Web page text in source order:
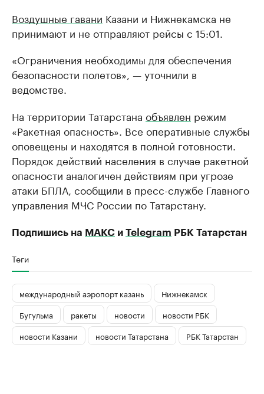
Воздушные гавани Казани и Нижнекамска не
принимают и не отправляют рейсы с 15:01.
«Ограничения необходимы для обеспечения
безопасности полетов», — уточнили в
ведомстве.
На территории Татарстана объявлен режим
«Ракетная опасность». Все оперативные службы
оповещены и находятся в полной готовности.
Порядок действий населения в случае ракетной
опасности аналогичен действиям при угрозе
атаки БПЛА, сообщили в пресс-службе Главного
управления МЧС России по Татарстану.
Подпишись на МАКС и Telegram РБК Татарстан
Теги
международный аэропорт казань
Нижнекамск
Бугульма
ракеты новости
новости РБК
новости Казани
новости Татарстана РБК Татарстан